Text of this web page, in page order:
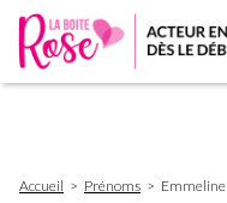
d'Ariane
Accueil Prénoms Emmeline